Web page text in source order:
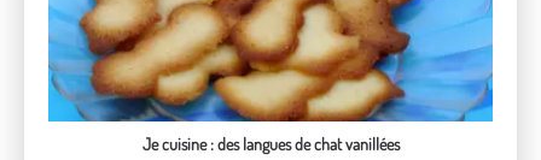
Je cuisine : des langues de chat vanillées